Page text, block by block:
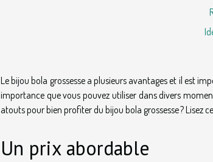
Le bijou bola grossesse a plusieurs avantages et il est
importance que vous pouvez utiliser dans divers
atouts pour bien profiter du bijou bola grossesse ? Lisez
Un prix abordable